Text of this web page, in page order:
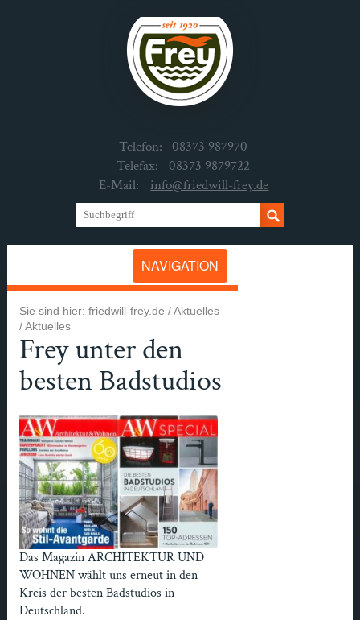
Telefon: 08373 987970
Telefax:
08373 9879722
E-Mail:
info@friedwill-frey.de
NAVIGATION
Sie sind hier: friedwill-frey.de /Aktuelles
/Aktuelles
Frey unter den
besten Badstudios
Das Magazin ARCHITEKTUR UND
WOHNEN wählt uns erneut in den
Kreis der besten Badstudios in
Deutschland.